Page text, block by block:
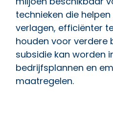
technieken die
verlagen, efficiënter
houden voor verdere
subsidie kan worden
bedrijfsplannen en
maatregelen.